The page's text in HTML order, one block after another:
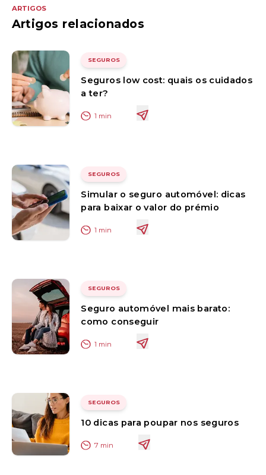
ARTIGOS
Artigos relacionados
SEGUROS
Seguros low cost: quais os cuidados
a ter?
1 min
SEGUROS
Simular o seguro automóvel: dicas
para baixar o valor do prémio
1 min
SEGUROS
Seguro automóvel mais barato:
como conseguir
1 min
SEGUROS
10 dicas para poupar nos seguros
7 min